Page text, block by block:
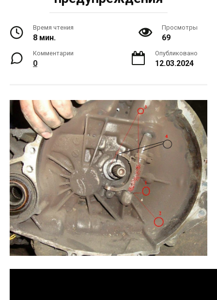
Время чтения
8 мин.
Просмотры
69
Комментарии
0
Опубликовано
12.03.2024